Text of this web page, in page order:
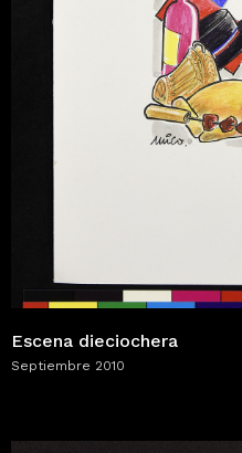
Escena dieciochera
Septiembre 2010